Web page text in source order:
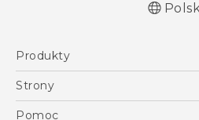
Quick start
Produkty
Smartfony
Strony
HTC Vive
Pomoc